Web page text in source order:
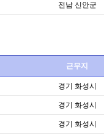
전남 신안군
근무지
경기 화성시
경기 화성시
경기 화성시